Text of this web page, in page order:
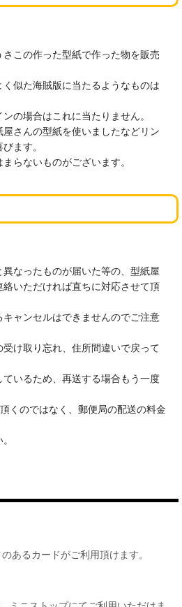
この作った型紙で作った物を販売
似た海賊版に当たるようなものは
の場合はこれに当たりません。
さんの型紙を使いましたなどリン
ます。
らないものがございます。
なったものが届いた等の、型紙屋
いただければ直ちに対応させて頂
ャンセルはできませんのでご注意
け取り忘れ、住所間違いで戻って
いるため、再送する場合もう一度
くのではなく、郵便局の配送の料金
あるカードがご利用頂けます。